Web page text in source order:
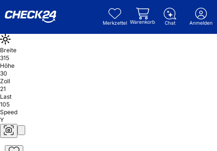
Merkzettel Warenkorb Chat Anmelden
Breite
315
Höhe
30
Zoll
21
Last
105
Speed
Y